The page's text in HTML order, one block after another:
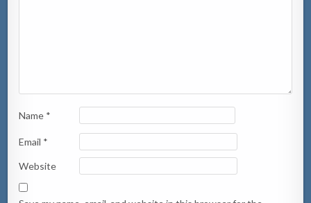
Name *
Email *
Website